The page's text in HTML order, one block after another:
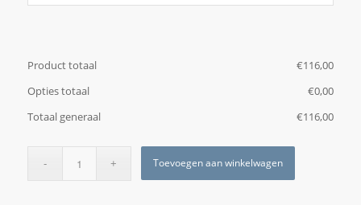
Product totaal €‎116,00
Opties totaal
€‎0,00
Totaal generaal
€‎116,00
Toevoegen aan winkelwagen